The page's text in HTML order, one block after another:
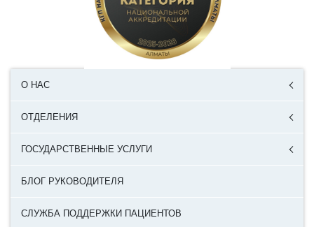
О НАС
ОТДЕЛЕНИЯ
ГОСУДАРСТВЕННЫЕ УСЛУГИ
БЛОГ РУКОВОДИТЕЛЯ
СЛУЖБА ПОДДЕРЖКИ ПАЦИЕНТОВ